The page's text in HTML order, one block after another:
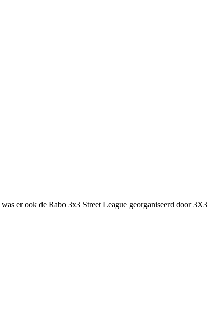
er ook de Rabo 3x3 Street League georganiseerd door 3X3